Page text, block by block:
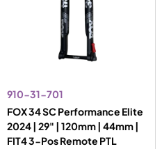
910-31-701
FOX 34 SC Performance Elite
2024 | 29" | 120mm | 44mm |
FIT4 3-Pos Remote PTL